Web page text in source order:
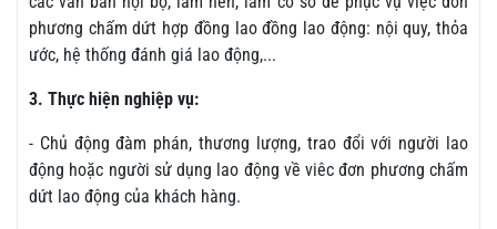
phương chấm dứt hợp đồng lao đồng lao động: nội quy, thỏa
ước, hệ thống đánh giá lao động,...
3. Thực hiện nghiệp vụ:
- Chủ động đàm phán, thương lượng, trao đổi với người lao
động hoặc người sử dụng lao động về viêc đơn phương chấm
dứt lao động của khách hàng.